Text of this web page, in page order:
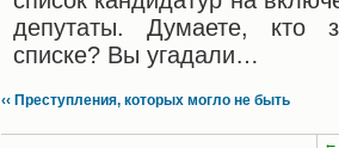
депутаты. Думаете, кто
списке? Вы угадали…
‹‹ Преступления, которых могло не быть
←